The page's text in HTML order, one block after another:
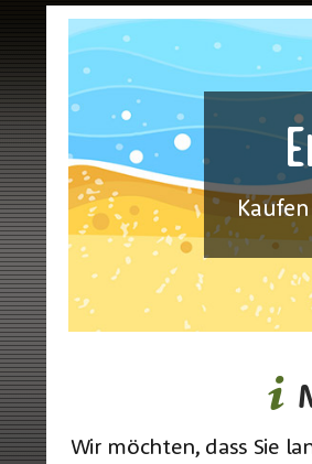
Wir möchten, dass Sie